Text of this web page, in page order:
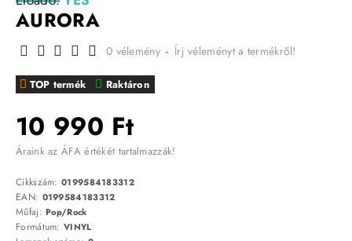
AURORA
TOP termék Raktáron
0 vélemény - Írj véleményt a termékről!
10 990 Ft
Áraink az ÁFA értékét tartalmazzák!
Cikkszám: 0199584183312
EAN: 0199584183312
Műfaj:Pop/Rock
Formátum: VINYL